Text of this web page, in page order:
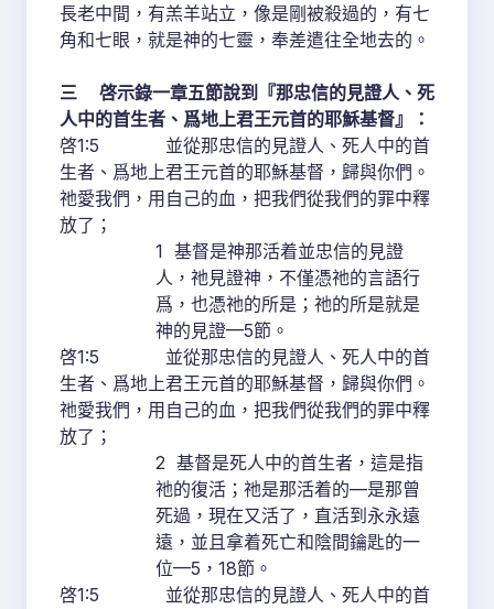
長老中間，有羔羊站立，像是剛被殺過的，有七
角和七眼，就是神的七靈，奉差遣往全地去的。
三 啓示錄一章五節說到『那忠信的見證人、死
人中的首生者、爲地上君王元首的耶穌基督』：
啓1:5 並從那忠信的見證人、死人中的首
生者、爲地上君王元首的耶穌基督，歸與你們。
祂愛我們，用自己的血，把我們從我們的罪中釋
放了；
1 基督是神那活着並忠信的見證
人，祂見證神，不僅憑祂的言語行
爲，也憑祂的所是；祂的所是就是
神的見證—5節。
啓1:5 並從那忠信的見證人、死人中的首
生者、爲地上君王元首的耶穌基督，歸與你們。
祂愛我們，用自己的血，把我們從我們的罪中釋
放了；
2 基督是死人中的首生者，這是指
祂的復活；祂是那活着的—是那曾
死過，現在又活了，直活到永永遠
遠，並且拿着死亡和陰間鑰匙的一
位—5，18節。
啓1:5 並從那忠信的見證人、死人中的首